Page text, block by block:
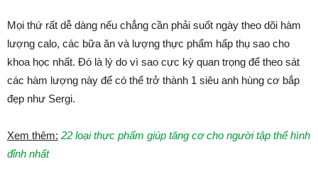
Mọi thứ rất dễ dàng nếu chẳng cần phải suốt ngày theo dõi hàm
lượng calo, các bữa ăn và lượng thực phẩm hấp thụ sao cho
khoa học nhất. Đó là lý do vì sao cực kỳ quan trọng để theo sát
các hàm lượng này để có thể trở thành 1 siêu anh hùng cơ bắp
đẹp như Sergi.
Xem thêm: 22 loại thực phẩm giúp tăng cơ cho người tập thể hình
đỉnh nhất